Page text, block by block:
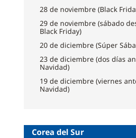
28 de noviembre (Black
29 de noviembre (sábado
Black Friday)
20 de diciembre (Súper
23 de diciembre (dos días
Navidad)
19 de diciembre (viernes
Navidad)
Corea del Sur